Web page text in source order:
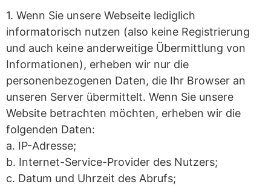
1. Wenn Sie unsere Webseite lediglich
informatorisch nutzen (also keine Registrierung
und auch keine anderweitige Übermittlung von
Informationen), erheben wir nur die
personenbezogenen Daten, die Ihr Browser an
unseren Server übermittelt. Wenn Sie unsere
Website betrachten möchten, erheben wir die
folgenden Daten:
a. IP-Adresse;
b. Internet-Service-Provider des Nutzers;
c. Datum und Uhrzeit des Abrufs;